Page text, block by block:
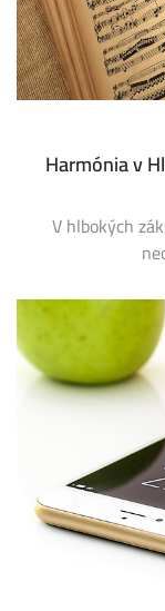
Harmónia v
V hlbokých